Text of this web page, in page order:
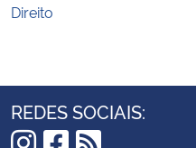
Direito
REDES SOCIAIS: